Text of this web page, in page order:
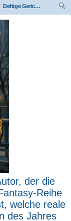
Deftige Gerichte und Hamburger Leibgerichte
der die
Reihe
welche reale
des Jahres